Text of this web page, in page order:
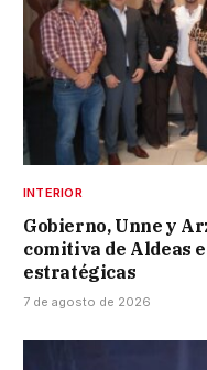
INTERIOR
Gobierno, Unne y
comitiva de Aldeas
estratégicas
7 de agosto de 2026